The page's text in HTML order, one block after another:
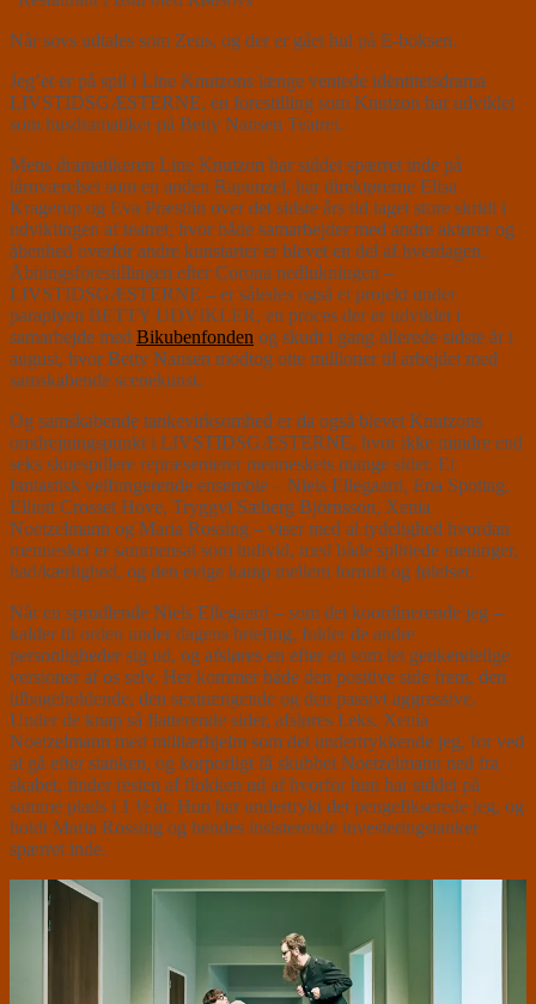
Når sovs udtales som Zeus, og der er gået hul på E-boksen.
Jeg’et er på spil i Line Knutzons længe ventede identitetsdrama
LIVSTIDSGÆSTERNE, en forestilling som Knutzon har udviklet
som husdramatiker på Betty Nansen Teatret.
Mens dramatikeren Line Knutzon har siddet spærret inde på
tårnværelset som en anden Rapunzel, har direktørerne Elisa
Kragerup og Eva Præstiin over det sidste års tid taget store skridt i
udviklingen af teatret, hvor både samarbejder med andre aktører og
åbenhed overfor andre kunstarter er blevet en del af hverdagen.
Åbningsforestillingen efter Corona nedlukningen –
LIVSTIDSGÆSTERNE – er således også et projekt under
paraplyen BETTY UDVIKLER, en proces der er udviklet i
samarbejde med Bikubenfonden og skudt i gang allerede sidste år i
august, hvor Betty Nansen modtog otte millioner til arbejdet med
samskabende scenekunst.
Og samskabende tankevirksomhed er da også blevet Knutzons
omdrejningspunkt i LIVSTIDSGÆSTERNE, hvor ikke mindre end
seks skuespillere repræsenterer menneskets mange sider. Et
fantastisk velfungerende ensemble – Niels Ellegaard, Ena Spottag,
Elliott Crosset Hove, Tryggvi Sæberg Björnsson, Xenia
Noetzelmann og Maria Rossing – viser med al tydelighed hvordan
mennesket er sammensat som individ, med både splittede meninger,
had/kærlighed, og den evige kamp mellem fornuft og følelser.
Når en sprudlende Niels Ellegaard – som det koordinerende jeg –
kalder til orden under dagens briefing, folder de andre
personligheder sig ud, og afsløres en efter en som let genkendelige
versioner af os selv. Her kommer både den positive side frem, den
tilbageholdende, den sextrængende og den passivt aggressive.
Under de knap så flatterende sider, afsløres f.eks. Xenia
Noetzelmann med militærhjelm som det undertrykkende jeg, for ved
at gå efter stanken, og korporligt få skubbet Noetzelmann ned fra
skabet, finder resten af flokken ud af hvorfor hun har siddet på
samme plads i 1 ½ år. Hun har undertrykt det pengefikserede jeg, og
holdt Maria Rossing og hendes insisterende investeringstanker
spærret inde.